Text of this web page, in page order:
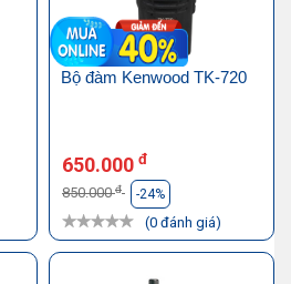
Bộ đàm Kenwood TK-720
650.000 đ
850.000đ -24%
(0 đánh giá)